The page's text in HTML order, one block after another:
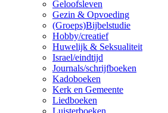
Geloofsleven
Gezin & Opvoeding
(Groeps)Bijbelstudie
Hobby/creatief
Huwelijk & Seksualiteit
Israel/eindtijd
Journals/schrijfboeken
Kadoboeken
Kerk en Gemeente
Liedboeken
Luisterboeken